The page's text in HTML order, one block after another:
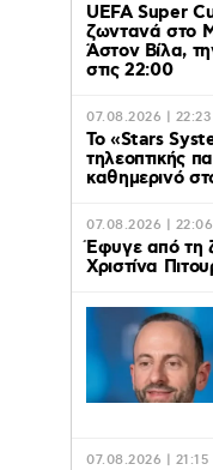
UEFA Super
ζωντανά στο
Άστον Βίλα,
στις 22:00
07.08.2026 | 22:23
Το «Stars
τηλεοπτικής
καθημερινό
07.08.2026 | 22:06
Έφυγε από τη
Χριστίνα
07.08.2026 | 21:15